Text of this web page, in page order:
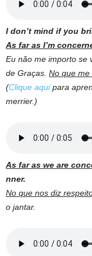
I don’t mind if you
As far as I’m
Eu não me importo se
de Graças. No que me
(Clique aquipara
merrier.)
As far as we are
nner.
No que nos diz
o jantar.